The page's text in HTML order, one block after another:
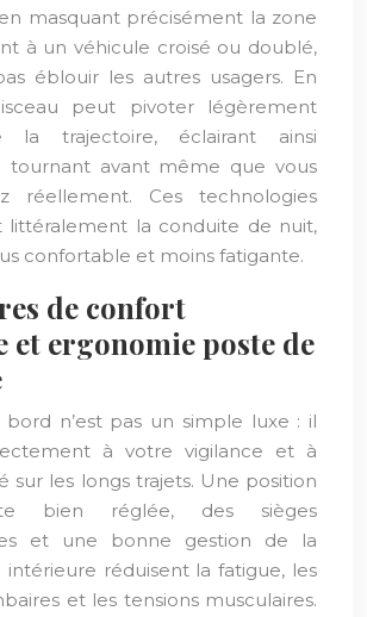
masquant précisément la zone
à un véhicule croisé ou doublé,
éblouir les autres usagers. En
peut pivoter légèrement
la trajectoire, éclairant ainsi
tournant avant même que vous
réellement. Ces technologies
littéralement la conduite de nuit,
confortable et moins fatigante.
de confort
et ergonomie poste de
n’est pas un simple luxe : il
à votre vigilance et à
sur les longs trajets. Une position
bien réglée, des sièges
et une bonne gestion de la
réduisent la fatigue, les
et les tensions musculaires.